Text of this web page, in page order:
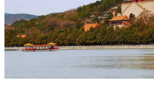
个人服务 法人服务
便民服务 利企服务
阳光政务